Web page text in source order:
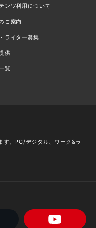
ンツ利用について
ご案内
ライター募集
供
覧
す。PC/デジタル、ワーク&ラ